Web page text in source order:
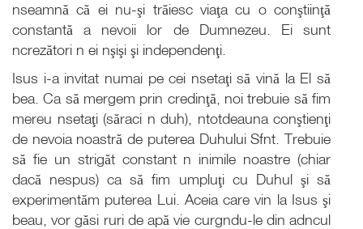
nseamnă că ei nu-şi trăiesc viaţa cu o conştiinţă
constantă a nevoii lor de Dumnezeu. Ei sunt
ncrezători n ei nşişi şi independenţi.
Isus i-a invitat numai pe cei nsetaţi să vină la El să
bea. Ca să mergem prin credinţă, noi trebuie să fim
mereu nsetaţi (săraci n duh), ntotdeauna conştienţi
de nevoia noastră de puterea Duhului Sfnt. Trebuie
să fie un strigăt constant n inimile noastre (chiar
dacă nespus) ca să fim umpluţi cu Duhul şi să
experimentăm puterea Lui. Aceia care vin la Isus şi
beau, vor găsi ruri de apă vie curgndu-le din adncul